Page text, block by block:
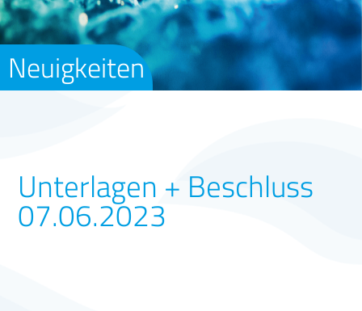
Neuigkeiten
Unterlagen + Beschluss
07.06.2023